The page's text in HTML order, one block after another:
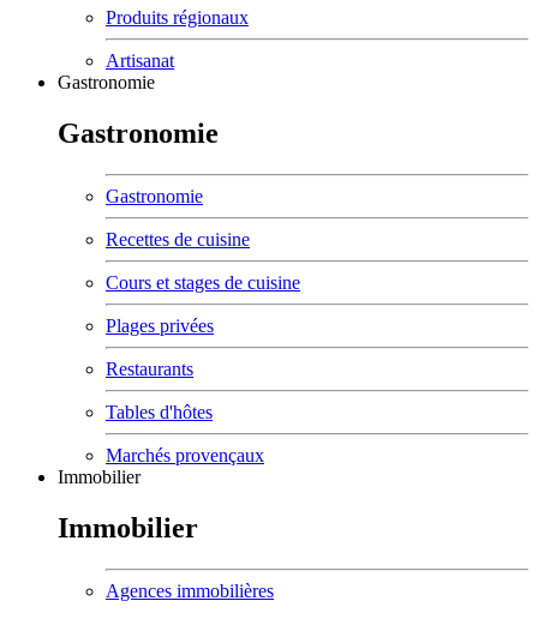
Produits régionaux
Artisanat
Gastronomie
Gastronomie
Gastronomie
Recettes de cuisine
Cours et stages de cuisine
Plages privées
Restaurants
Tables d'hôtes
Marchés provençaux
Immobilier
Immobilier
Agences immobilières